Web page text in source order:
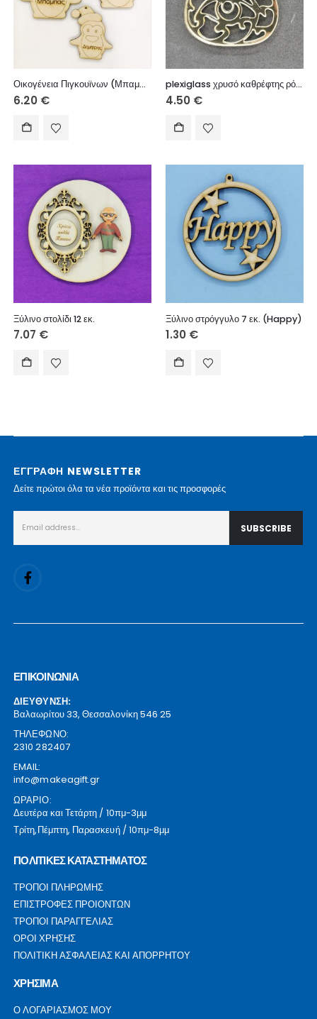
Οικογένεια Πιγκουϊνων (Μπαμπάς – Μαμά 12 εκ. + 1 Παιδί 10 εκ.) *Για επιπλέον παιδιά ανάλογη χρέωση.
6.20 €
plexiglass χρυσό καθρέφτης ρόδι 8 εκ.
4.50 €
Ξύλινο στολίδι 12 εκ.
7.07 €
Ξύλινο στρόγγυλο 7 εκ. (Happy)
1.30 €
ΕΓΓΡΑΦΗ NEWSLETTER
Δείτε πρώτοι όλα τα νέα προϊόντα και τις προσφορές
ΕΠΙΚΟΙΝΩΝΙΑ
ΔΙΕΥΘΥΝΣΗ:
Βαλαωρίτου 33, Θεσσαλονίκη 546 25
ΤΗΛΕΦΩΝΟ:
2310 282407
EMAIL:
info@makeagift.gr
ΩΡΑΡΙΟ:
Δευτέρα και Τετάρτη / 10πμ-3μμ
Τρίτη,Πέμπτη, Παρασκευή / 10πμ-8μμ
ΠΟΛΙΤΙΚΕΣ ΚΑΤΑΣΤΗΜΑΤΟΣ
ΤΡΟΠΟΙ ΠΛΗΡΩΜΗΣ
ΕΠΙΣΤΡΟΦΕΣ ΠΡΟΙΟΝΤΩΝ
ΤΡΟΠΟΙ ΠΑΡΑΓΓΕΛΙΑΣ
ΟΡΟΙ ΧΡΗΣΗΣ
ΠΟΛΙΤΙΚΗ ΑΣΦΑΛΕΙΑΣ ΚΑΙ ΑΠΟΡΡΗΤΟΥ
ΧΡΗΣΙΜΑ
Ο ΛΟΓΑΡΙΑΣΜΟΣ ΜΟΥ